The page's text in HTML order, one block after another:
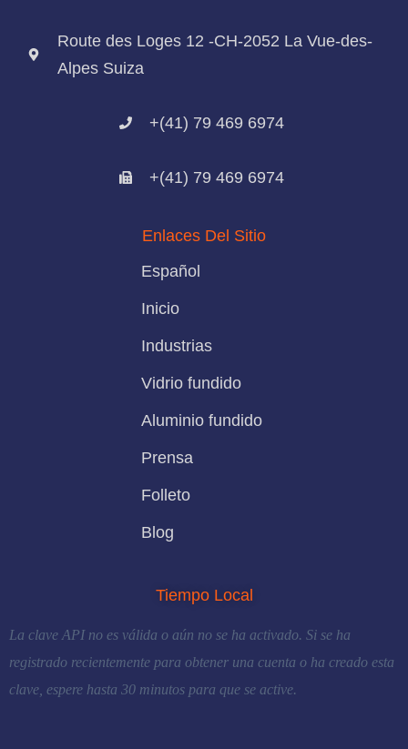
Route des Loges 12 -CH-2052 La Vue-des-
Alpes Suiza
+(41) 79 469 6974
+(41) 79 469 6974
Enlaces Del Sitio
Español
Inicio
Industrias
Vidrio fundido
Aluminio fundido
Prensa
Folleto
Blog
Tiempo Local
La clave API no es válida o aún no se ha activado. Si se ha
registrado recientemente para obtener una cuenta o ha creado esta
clave, espere hasta 30 minutos para que se active.